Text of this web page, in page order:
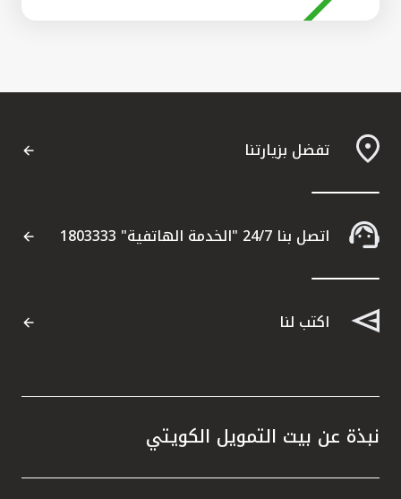
تفضل بزيارتنا
اتصل بنا 24/7 "الخدمة الهاتفية" 1803333
اكتب لنا
نبذة عن بيت التمويل الكويتي